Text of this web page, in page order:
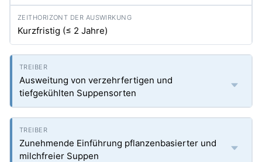
Kurzfristig (≤ 2 Jahre)
Ausweitung von verzehrfertigen und
tiefgekühlten Suppensorten
Zunehmende Einführung pflanzenbasierter und
milchfreier Suppen